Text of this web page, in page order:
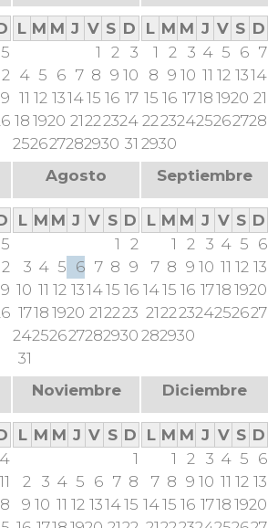
5
L M M J V S D
1
2 3
4 5 6 7 8 9 10
11 12 131415 16 17
18 1920 21222324
252627282930 31
L M M J V S D
1
2 3 4 5 6 7
8 9 10 11 12 1314
15 16 1718 1920 21
22232425262728
2930
5
Agosto
L M M J V S D
1
2
3 4 5 6 7 8 9
10 11 12 131415 16
1718 1920 212223
24252627282930
31
Septiembre
L M M J V S D
1
2 3 4 5 6
7 8 9 10 11 12 13
1415 16 1718 1920
21222324252627
282930
4
11
Noviembre
L M M J V S D
1
2 3 4 5 6 7 8
9 10 11 12 131415
Diciembre
L M M J V S D
1
2 3 4 5 6
7 8 9 10 11 12 13
1415 16 1718 1920